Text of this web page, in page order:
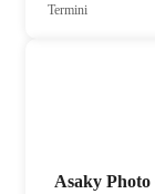
Termini
Asaky